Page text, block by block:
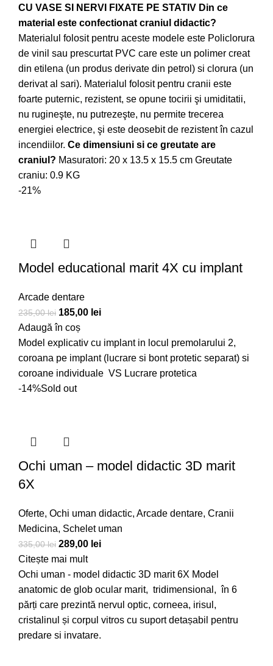
CU VASE SI NERVI FIXATE PE STATIV Din ce
material este confectionat craniul didactic?
Materialul folosit pentru aceste modele este Policlorura
de vinil sau prescurtat PVC care este un polimer creat
din etilena (un produs derivate din petrol) si clorura (un
derivat al sari). Materialul folosit pentru cranii este
foarte puternic, rezistent, se opune tocirii şi umiditatii,
nu rugineşte, nu putrezeşte, nu permite trecerea
energiei electrice, şi este deosebit de rezistent în cazul
incendiilor. Ce dimensiuni si ce greutate are
craniul? Masuratori: 20 x 13.5 x 15.5 cm Greutate
craniu: 0.9 KG
-21%
Model educational marit 4X cu implant
Arcade dentare
235,00lei 185,00 lei
Adaugă în coș
Model explicativ cu implant in locul premolarului 2,
coroana pe implant (lucrare si bont protetic separat) si
coroane individuale VS Lucrare protetica
-14%Sold out
Ochi uman – model didactic 3D marit
6X
Oferte, Ochi uman didactic, Arcade dentare, Cranii
Medicina, Schelet uman
335,00lei 289,00 lei
Citește mai mult
Ochi uman - model didactic 3D marit 6X Model
anatomic de glob ocular marit, tridimensional, în 6
părți care prezintă nervul optic, corneea, irisul,
cristalinul și corpul vitros cu suport detașabil pentru
predare si invatare.